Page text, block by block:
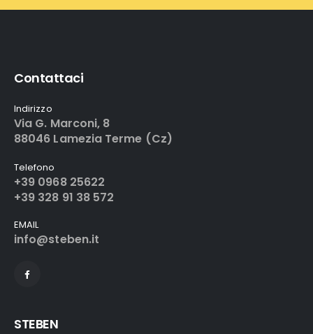
Contattaci
Indirizzo
Via G. Marconi, 8
88046 Lamezia Terme (Cz)
Telefono
+39 0968 25622
+39 328 91 38 572
EMAIL
info@steben.it
STEBEN